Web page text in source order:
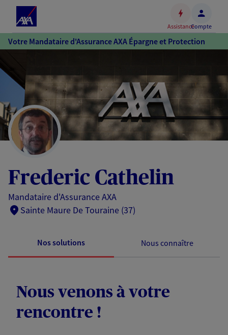
Accéder
au
Accéder
au
pied
de
page
AssistanceCompte
Votre Mandataire d'Assurance AXA Épargne et Protection
Frederic Cathelin
Mandataire d'Assurance AXA
Sainte Maure De Touraine (37)
Nos solutions Nous connaître
Nous venons à votre
rencontre !